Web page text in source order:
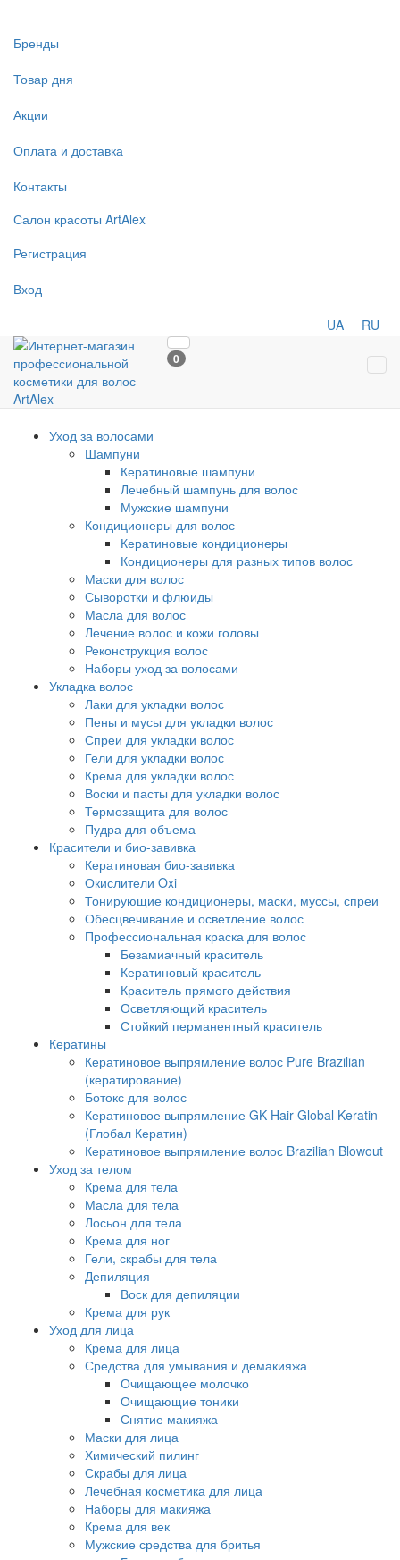
Бренды
Товар дня
Акции
Оплата и доставка
Контакты
Салон красоты ArtAlex
Регистрация
Вход
UA RU
0
Уход за волосами
Шампуни
Кератиновые шампуни
Лечебный шампунь для волос
Мужские шампуни
Кондиционеры для волос
Кератиновые кондиционеры
Кондиционеры для разных типов волос
Маски для волос
Сыворотки и флюиды
Масла для волос
Лечение волос и кожи головы
Реконструкция волос
Наборы уход за волосами
Укладка волос
Лаки для укладки волос
Пены и мусы для укладки волос
Спреи для укладки волос
Гели для укладки волос
Крема для укладки волос
Воски и пасты для укладки волос
Термозащита для волос
Пудра для объема
Красители и био-завивка
Кератиновая био-завивка
Окислители Oxi
Тонирующие кондиционеры, маски, муссы, спреи
Обесцвечивание и осветление волос
Профессиональная краска для волос
Безамиачный краситель
Кератиновый краситель
Краситель прямого действия
Осветляющий краситель
Стойкий перманентный краситель
Кератины
Кератиновое выпрямление волос Pure Brazilian
(кератирование)
Ботокс для волос
Кератиновое выпрямление GK Hair Global Keratin
(Глобал Кератин)
Кератиновое выпрямление волос Brazilian Blowout
Уход за телом
Крема для тела
Масла для тела
Лосьон для тела
Крема для ног
Гели, скрабы для тела
Депиляция
Воск для депиляции
Крема для рук
Уход для лица
Крема для лица
Средства для умывания и демакияжа
Очищающее молочко
Очищающие тоники
Снятие макияжа
Маски для лица
Химический пилинг
Скрабы для лица
Лечебная косметика для лица
Наборы для макияжа
Крема для век
Мужские средства для бритья